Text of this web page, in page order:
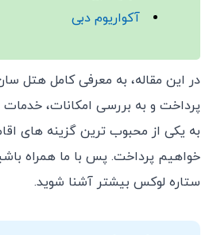
آکواریوم دبی
در این مقاله، به معرفی کامل هتل
پرداخت و به بررسی امکانات، خدمات
به یکی از محبوب ‌ترین گزینه‌ های
ستاره لوکس بیشتر آشنا شوید.